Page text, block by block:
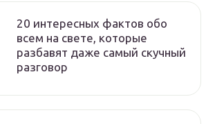
20 интересных фактов обо
всем на свете, которые
разбавят даже самый скучный
разговор